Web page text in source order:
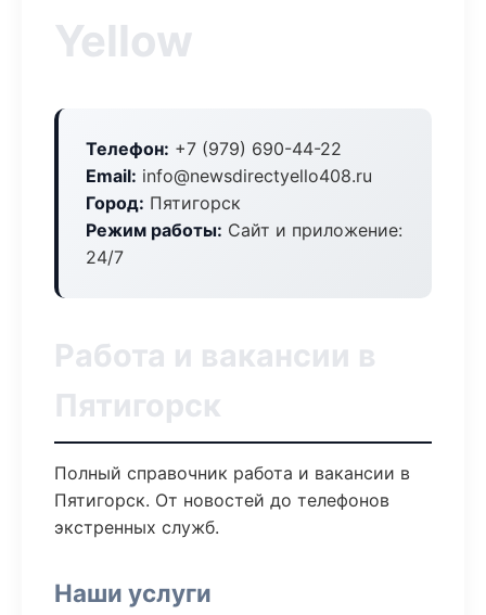
Yellow
Телефон: +7 (979) 690-44-22
Email: info@newsdirectyello408.ru
Город: Пятигорск
Режим работы: Сайт и приложение:
24/7
Работа и вакансии в
Пятигорск
Полный справочник работа и вакансии в
Пятигорск. От новостей до телефонов
экстренных служб.
Наши услуги